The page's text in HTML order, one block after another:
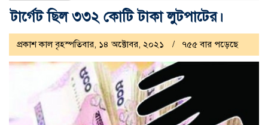
টার্গেট ছিল ৩৩২ কোটি টাকা লুটপাটের।
প্রকাশ কাল বৃহস্পতিবার, ১৪ অক্টোবর, ২০২১ ৭৫৫ বার পড়েছে